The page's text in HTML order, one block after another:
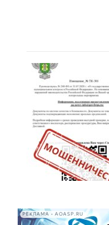
РЕКЛАМА • AOASP.RU